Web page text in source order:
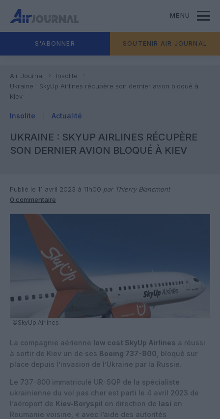
MENU
S'ABONNER SOUTENIR AIR JOURNAL
Air Journal
Insolite
Ukraine : SkyUp Airlines récupère son dernier avion bloqué à
Kiev
Insolite Actualité
UKRAINE : SKYUP AIRLINES RÉCUPÈRE
SON DERNIER AVION BLOQUÉ À KIEV
Publié le 11 avril 2023 à 11h00 par Thierry Blancmont
0 commentaire
©SkyUp Airlines
La compagnie aérienne low cost SkyUp Airlines a réussi
à sortir de Kiev un de ses Boeing 737-800 , bloqué sur
place depuis l’invasion de l’Ukraine par la Russie.
Le 737-800 immatriculé UR-SQP de la spécialiste
ukrainienne du vol pas cher est parti le 4 avril 2023 de
l’aéroport de Kiev-Boryspil en direction de Iasi en
Roumanie voisine, « avec l’aide des autorités